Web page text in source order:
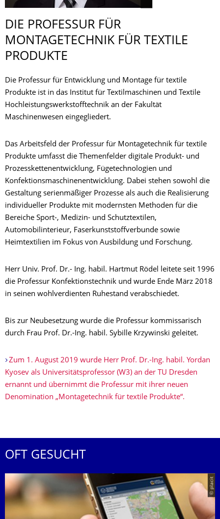
DIE PROFESSUR FÜR
MONTAGETECHNIK FÜR TEXTILE
PRODUKTE
Die Professur für Entwicklung und Montage für textile
Produkte ist in das Institut für Textilmaschinen und Textile
Hochleistungswerkstofftechnik an der Fakultät
Maschinenwesen eingegliedert.
Das Arbeitsfeld der Professur für Montagetechnik für textile
Produkte umfasst die Themenfelder digitale Produkt- und
Prozesskettenentwicklung, Fügetechnologien und
Konfektionsmaschinenentwicklung. Dabei stehen sowohl die
Gestaltung serienmäßiger Prozesse als auch die Realisierung
individueller Produkte mit modernsten Methoden für die
Bereiche Sport-, Medizin- und Schutztextilen,
Automobilinterieur, Faserkunststoffverbunde sowie
Heimtextilien im Fokus von Ausbildung und Forschung.
Herr Univ. Prof. Dr.- Ing. habil. Hartmut Rödel leitete seit 1996
die Professur Konfektionstechnik und wurde Ende März 2018
in seinen wohlverdienten Ruhestand verabschiedet.
Bis zur Neubesetzung wurde die Professur kommissarisch
durch Frau Prof. Dr.-Ing. habil. Sybille Krzywinski geleitet.
Zum 1. August 2019 wurde Herr Prof. Dr.-Ing. habil. Yordan
Kyosev als Universitätsprofessor (W3) an der TU Dresden
ernannt und übernimmt die Professur mit ihrer neuen
Denomination „Montagetechnik für textile Produkte“.
OFT GESUCHT
© placit